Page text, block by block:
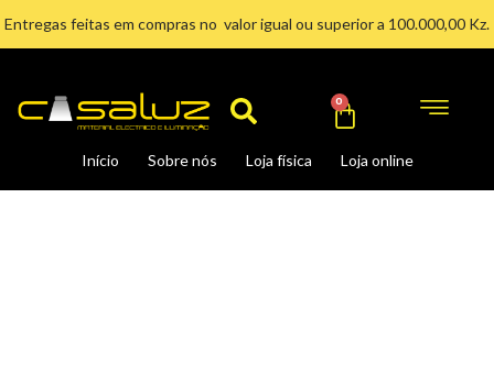
conteúdo
Entregas feitas em compras no valor igual ou superior a 100.000,00 Kz.
Search
Início Sobre nós Loja física Loja online
0 Cart